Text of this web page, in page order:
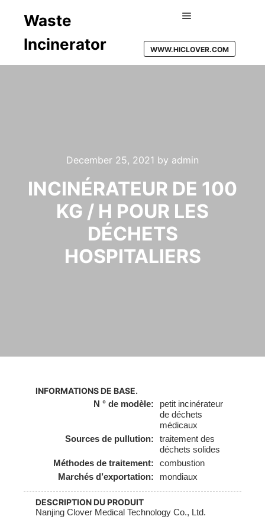
Waste
Incinerator
WWW.HICLOVER.COM
December 25, 2021 by admin
INCINÉRATEUR DE 100
KG / H POUR LES
DÉCHETS
HOSPITALIERS
INFORMATIONS DE BASE.
N ° de modèle:
petit incinérateur
de déchets
médicaux
Sources de pullution:
traitement des
déchets solides
Méthodes de traitement:
combustion
Marchés d’exportation:
mondiaux
DESCRIPTION DU PRODUIT
Nanjing Clover Medical Technology Co., Ltd.